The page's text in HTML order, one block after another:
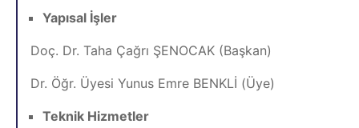
Yapısal İşler
Doç. Dr. Taha Çağrı ŞENOCAK (Başkan)
Dr. Öğr. Üyesi Yunus Emre BENKLİ (Üye)
Teknik Hizmetler